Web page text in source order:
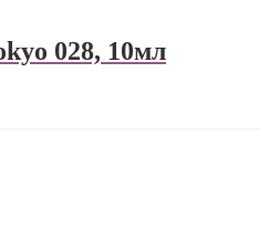
028, 10мл